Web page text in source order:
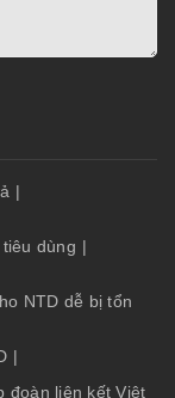
|
dùng |
NTD dễ bị tổn
|
đoàn liên kết Việt